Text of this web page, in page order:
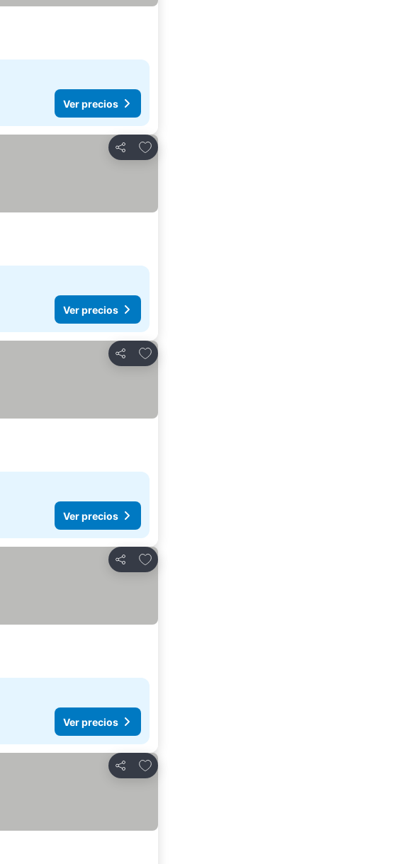
Ver precios
Compartir
Agregar a favoritos
Ver precios
Compartir
Agregar a favoritos
Ver precios
Compartir
Agregar a favoritos
Ver precios
Compartir
Agregar a favoritos